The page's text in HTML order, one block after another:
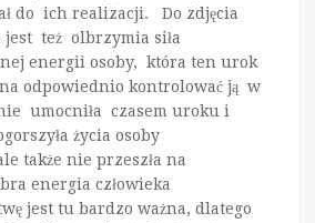
do ich realizacji. Do zdjęcia
też olbrzymia siła
energii osoby, która ten urok
odpowiednio kontrolować ją w
umocniła czasem uroku i
życia osoby
także nie przeszła na
energia człowieka
jest tu bardzo ważna, dlatego